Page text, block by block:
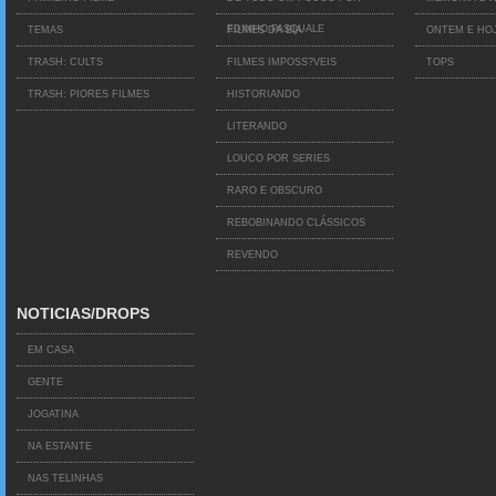
TEMAS
TRASH: CULTS
TRASH: PIORES FILMES
EDINHO PASQUALE
FILMES DA BIA
FILMES IMPOSS?VEIS
HISTORIANDO
LITERANDO
LOUCO POR SERIES
RARO E OBSCURO
REBOBINANDO CLÁSSICOS
REVENDO
ONTEM E
TOPS
NOTICIAS/DROPS
EM CASA
GENTE
JOGATINA
NA ESTANTE
NAS TELINHAS